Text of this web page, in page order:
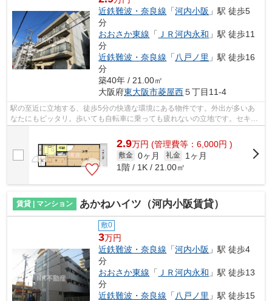
近鉄難波・奈良線 「河内小阪 」駅 徒歩5
分
おおさか東線 「 ＪＲ河内永和 」駅 徒歩11
分
近鉄難波・奈良線 「 八戸ノ里 」駅 徒歩16
分
築40年 / 21.00㎡
大阪府東大阪市菱屋西５丁目11-4
駅の至近に立地する、徒歩5分の快適な環境にある物件です。外出が多いあ
なたにもピッタリ。歩いても自転車に乗っても疲れないの立地です。セキュ
2.9万円 (管理費等：6,000円 )
敷金 0ヶ月 礼金
1ヶ月
1階 / 1K / 21.00㎡
賃貸 | マンション あかねハイツ（河内小阪賃貸）
敷0
3万円
近鉄難波・奈良線 「河内小阪 」駅 徒歩4
分
おおさか東線 「 ＪＲ河内永和 」駅 徒歩13
分
近鉄難波・奈良線 「 八戸ノ里 」駅 徒歩15